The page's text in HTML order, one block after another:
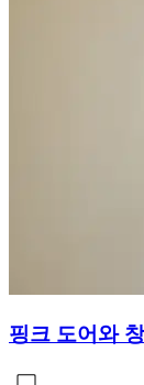
핑크 도어와